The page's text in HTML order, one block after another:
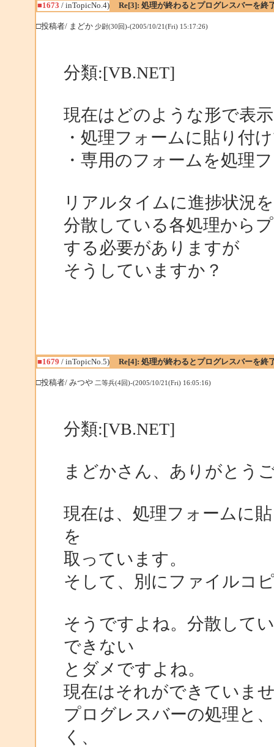
■1673 / inTopicNo.4) Re[3]: 処理が終わるとプログレスバーを終
□投稿者/ まどか 少尉(30回)-(2005/10/21(Fri) 15:17:26)
分類:[VB.NET]
現在はどのような形で表
・処理フォームに貼り付
・専用のフォームを処理
リアルタイムに進捗状況
分散している各処理から
する必要がありますが
そうしていますか？
■1679 / inTopicNo.5) Re[4]: 処理が終わるとプログレスバーを終
□投稿者/ みつや 二等兵(4回)-(2005/10/21(Fri) 16:05:16)
分類:[VB.NET]
まどかさん、ありがとう
現在は、処理フォームに
を
取っています。
そして、別にファイルコ
そうですよね。分散して
できない
とダメですよね。
現在はそれができていま
プログレスバーの処理と
く、